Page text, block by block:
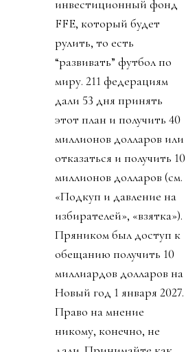
инвестиционный фонд
FFE, который будет
рулить, то есть
“развивать” футбол по
миру. 211 федерациям
дали 53 дня принять
этот план и получить 40
миллионов долларов или
отказаться и получить 10
миллионов долларов (см.
«Подкуп и давление на
избирателей», «взятка»).
Пряником был доступ к
обещанию получить 10
миллиардов долларов на
Новый год 1 января 2027.
Право на мнение
никому, конечно, не